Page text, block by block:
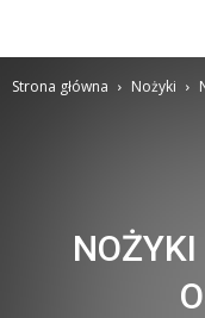
Strona główna Nożyki